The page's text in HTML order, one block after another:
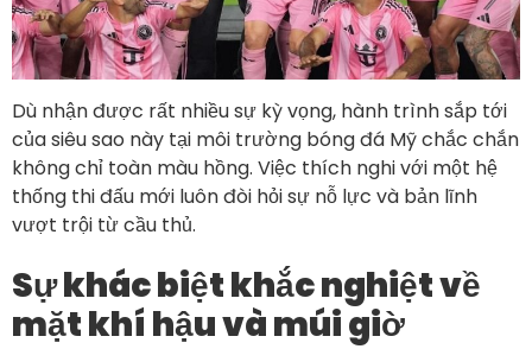
Dù nhận được rất nhiều sự kỳ vọng, hành trình sắp tới
của siêu sao này tại môi trường bóng đá Mỹ chắc chắn
không chỉ toàn màu hồng. Việc thích nghi với một hệ
thống thi đấu mới luôn đòi hỏi sự nỗ lực và bản lĩnh
vượt trội từ cầu thủ.
Sự khác biệt khắc nghiệt về
mặt khí hậu và múi giờ